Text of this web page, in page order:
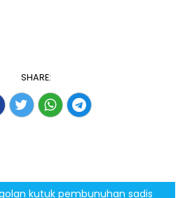
SHARE:
kutuk pembunuhan sadis